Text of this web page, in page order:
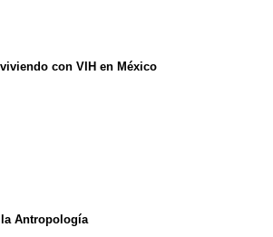
con VIH en México
Antropología